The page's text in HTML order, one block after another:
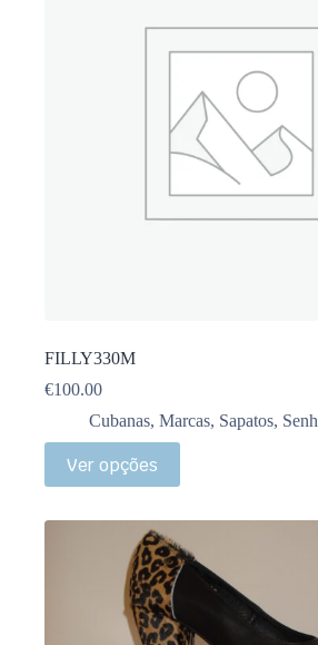
FILLY330M
€100.00
Cubanas, Marcas, Sapatos,
Ver opções